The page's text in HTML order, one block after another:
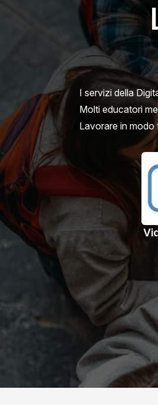
I servizi della
Molti educatori
Lavorare in modo